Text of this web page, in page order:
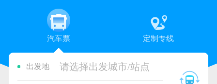
汽车票 定制专线
出发地 请选择出发城市/站点